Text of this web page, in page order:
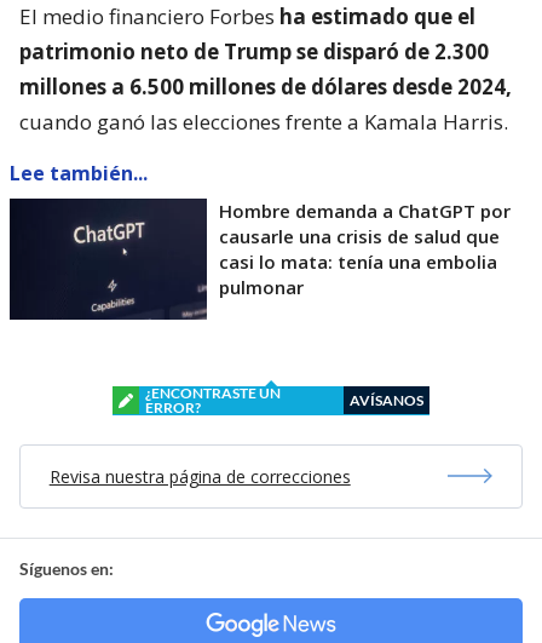
El medio financiero Forbes ha estimado que el
patrimonio neto de Trump se disparó de 2.300
millones a 6.500 millones de dólares desde 2024,
cuando ganó las elecciones frente a Kamala Harris.
Lee también...
Hombre demanda a ChatGPT por
causarle una crisis de salud que
casi lo mata: tenía una embolia
pulmonar
¿ENCONTRASTE UN
ERROR?
AVÍSANOS
Revisa nuestra página de correcciones
Síguenos en: